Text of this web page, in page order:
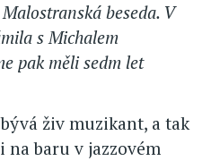
beseda. V
s Michalem
pak měli sedm let
živ muzikant, a tak
baru v jazzovém